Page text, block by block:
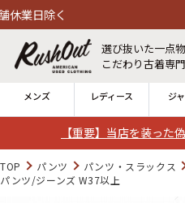
【重要】当店を装った
く
選び抜いた一点物
こだわり古着専
メンズ レディース ジ
ログイン
TOP パンツ パンツ・スラックス
パンツ/ジーンズ W37以上